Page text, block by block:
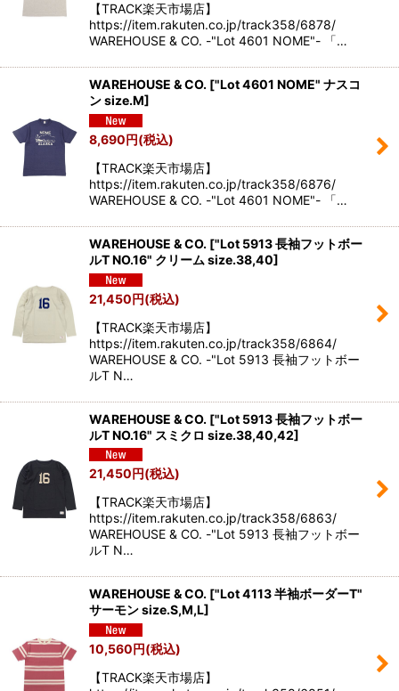
【TRACK楽天市場店】
https://item.rakuten.co.jp/track358/6878/
WAREHOUSE & CO. -"Lot 4601 NOME"- 「…
WAREHOUSE & CO. ["Lot 4601 NOME" ナスコ
ン size.M]
8,690円(税込)
【TRACK楽天市場店】
https://item.rakuten.co.jp/track358/6876/
WAREHOUSE & CO. -"Lot 4601 NOME"- 「…
WAREHOUSE & CO. ["Lot 5913 長袖フットボー
ルT NO.16" クリーム size.38,40]
21,450円(税込)
【TRACK楽天市場店】
https://item.rakuten.co.jp/track358/6864/
WAREHOUSE & CO. -"Lot 5913 長袖フットボー
ルT N…
WAREHOUSE & CO. ["Lot 5913 長袖フットボー
ルT NO.16" スミクロ size.38,40,42]
21,450 円(税込)
【TRACK楽天市場店】
https://item.rakuten.co.jp/track358/6863/
WAREHOUSE & CO. -"Lot 5913 長袖フットボー
ルT N…
WAREHOUSE & CO. ["Lot 4113 半袖ボーダーT"
サーモン size.S,M,L]
10,560円(税込)
【TRACK楽天市場店】